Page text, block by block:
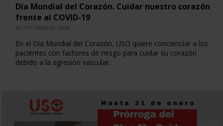
Día Mundial del Corazón. Cuidar nuestro corazón
frente al COVID-19
29 SEPTIEMBRE, 2020
En el Día Mundial del Corazón, USO quiere concienciar a los
pacientes con factores de riesgo para cuidar su corazón
debido a la agresión vascular…